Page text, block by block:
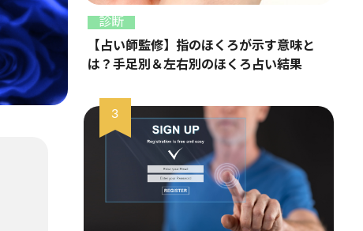
診断
【占い師監修】指のほくろが示す意味と
は？手足別＆左右別のほくろ占い結果